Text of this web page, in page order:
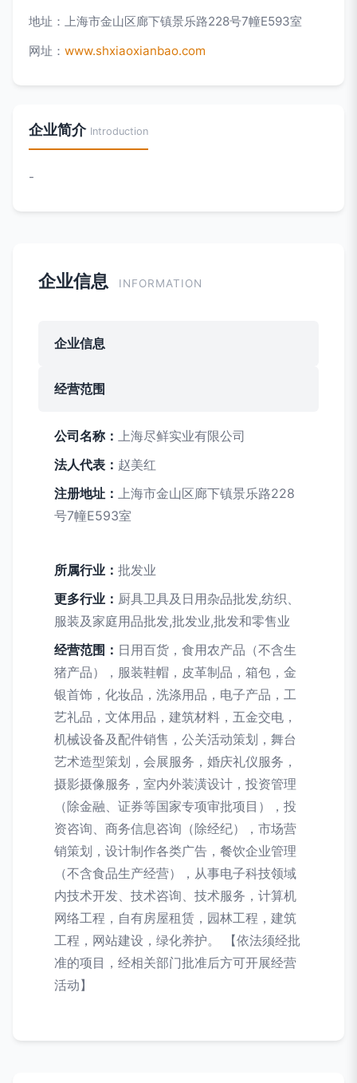
地址：上海市金山区廊下镇景乐路228号7幢E593室
网址： www.shxiaoxianbao.com
企业简介 Introduction
-
企业信息 INFORMATION
企业信息
经营范围
公司名称： 上海尽鲜实业有限公司
法人代表： 赵美红
注册地址： 上海市金山区廊下镇景乐路228
号7幢E593室
所属行业： 批发业
更多行业： 厨具卫具及日用杂品批发,纺织、
服装及家庭用品批发,批发业,批发和零售业
经营范围： 日用百货，食用农产品（不含生
猪产品），服装鞋帽，皮革制品，箱包，金
银首饰，化妆品，洗涤用品，电子产品，工
艺礼品，文体用品，建筑材料，五金交电，
机械设备及配件销售，公关活动策划，舞台
艺术造型策划，会展服务，婚庆礼仪服务，
摄影摄像服务，室内外装潢设计，投资管理
（除金融、证券等国家专项审批项目），投
资咨询、商务信息咨询（除经纪），市场营
销策划，设计制作各类广告，餐饮企业管理
（不含食品生产经营），从事电子科技领域
内技术开发、技术咨询、技术服务，计算机
网络工程，自有房屋租赁，园林工程，建筑
工程，网站建设，绿化养护。 【依法须经批
准的项目，经相关部门批准后方可开展经营
活动】